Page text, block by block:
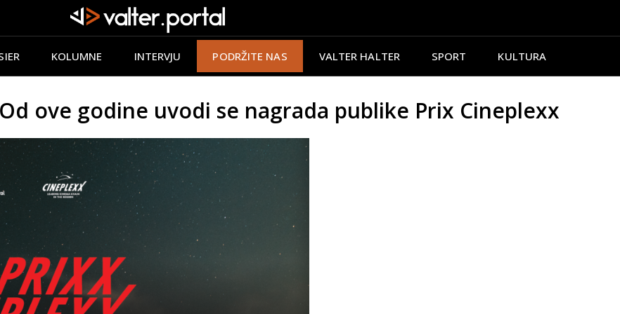
KOLUMNE INTERVJU PODRŽITE NAS VALTER HALTER SPORT KULTURA
Od ove godine uvodi se nagrada publike Prix Cineplexx